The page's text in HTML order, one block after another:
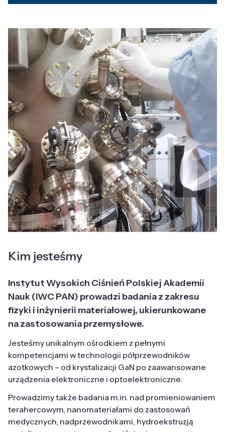
Kim jesteśmy
Instytut Wysokich Ciśnień Polskiej Akademii
Nauk (IWC PAN) prowadzi badania z zakresu
fizyki i inżynierii materiałowej, ukierunkowane
na zastosowania przemysłowe.
Jesteśmy unikalnym ośrodkiem z pełnymi
kompetencjami w technologii półprzewodników
azotkowych – od krystalizacji GaN po zaawansowane
urządzenia elektroniczne i optoelektroniczne.
Prowadzimy także badania m.in. nad promieniowaniem
terahercowym, nanomateriałami do zastosowań
medycznych, nadprzewodnikami, hydroekstruzją